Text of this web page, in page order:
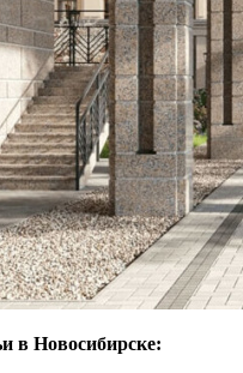
в Новосибирске: